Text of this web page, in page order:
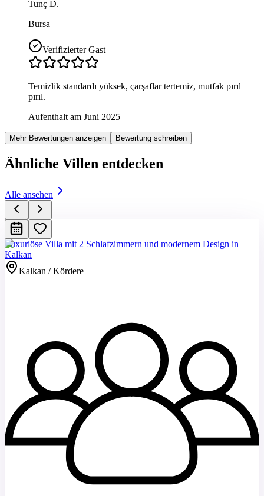
Tunç D.
Bursa
Verifizierter Gast
Temizlik standardı yüksek, çarşaflar tertemiz, mutfak pırıl
pırıl.
Aufenthalt am Juni 2025
Mehr Bewertungen anzeigen Bewertung schreiben
Ähnliche Villen entdecken
Alle ansehen
Luxuriöse Villa mit 2 Schlafzimmern und modernem Design in
Kalkan
Kalkan / Kördere